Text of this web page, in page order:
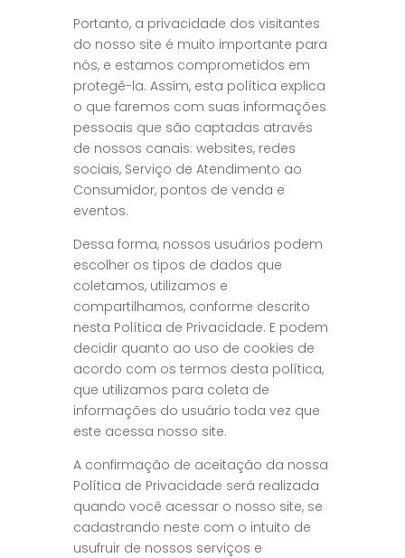
Portanto, a privacidade dos visitantes
do nosso site é muito importante para
nós, e estamos comprometidos em
protegê-la. Assim, esta política explica
o que faremos com suas informações
pessoais que são captadas através
de nossos canais: websites, redes
sociais, Serviço de Atendimento ao
Consumidor, pontos de venda e
eventos.
Dessa forma, nossos usuários podem
escolher os tipos de dados que
coletamos, utilizamos e
compartilhamos, conforme descrito
nesta Política de Privacidade. E podem
decidir quanto ao uso de cookies de
acordo com os termos desta política,
que utilizamos para coleta de
informações do usuário toda vez que
este acessa nosso site.
A confirmação de aceitação da nossa
Política de Privacidade será realizada
quando você acessar o nosso site, se
cadastrando neste com o intuito de
usufruir de nossos serviços e